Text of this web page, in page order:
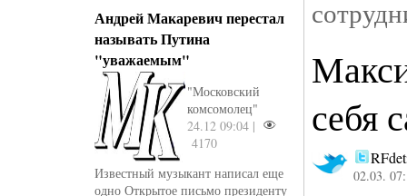
Андрей Макаревич перестал
называть Путина
"уважаемым"
"Московский
комсомолец"
24.12 09:04 |
4170
Известный музыкант написал еще
одно Открытое письмо президенту
себя
02.03.